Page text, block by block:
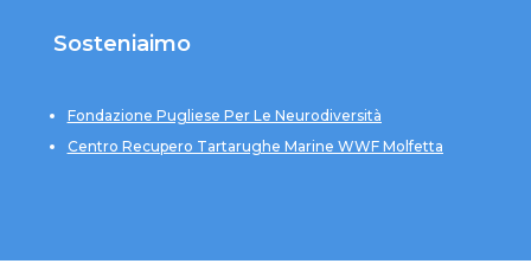
Sosteniaimo
Fondazione Pugliese Per Le Neurodiversità
Centro Recupero Tartarughe Marine WWF Molfetta